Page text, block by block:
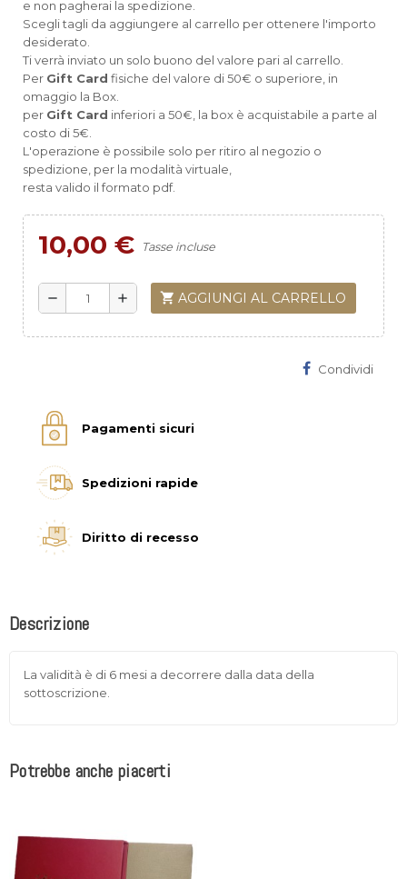
e non pagherai la spedizione.
Scegli tagli da aggiungere al carrello per ottenere l'importo
desiderato.
Ti verrà inviato un solo buono del valore pari al carrello.
Per Gift Card fisiche del valore di 50€ o superiore, in
omaggio la Box.
per Gift Card inferiori a 50€, la box è acquistabile a parte al
costo di 5€.
L'operazione è possibile solo per ritiro al negozio o
spedizione, per la modalità virtuale,
resta valido il formato pdf.
10,00 € Tasse incluse
remove add shopping_cart AGGIUNGI AL CARRELLO
Condividi
Pagamenti sicuri
Spedizioni rapide
Diritto di recesso
Descrizione
La validità è di 6 mesi a decorrere dalla data della
sottoscrizione.
Potrebbe anche piacerti